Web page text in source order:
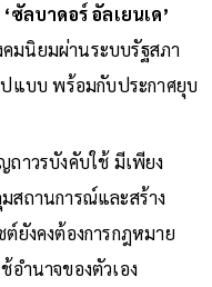
‘ซัลบาดอร์ อัลเยนเด’
มนิยมผ่านระบบรัฐสภา
ปแบบ พร้อมกับประกาศยุบ
าวรบังคับใช้ มีเพียง
สถานการณ์และสร้าง
ยังคงต้องการกฎหมาย
อำนาจของตัวเอง